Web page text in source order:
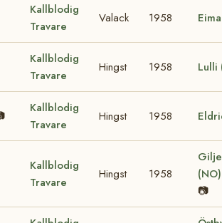
Kallblodig
Travare
Valack 1958
Kallblodig
Travare
Hingst 1958 Lulli
Kallblodig
Travare
Hingst 1958
Kallblodig
Travare
Hingst 1958
📷